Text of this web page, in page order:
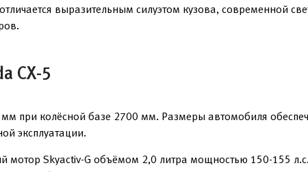
выразительным силуэтом кузова, современной
CX-5
при колёсной базе 2700 мм. Размеры автомобиля
эксплуатации.
мотор Skyactiv-G объёмом 2,0 литра мощностью 150-155